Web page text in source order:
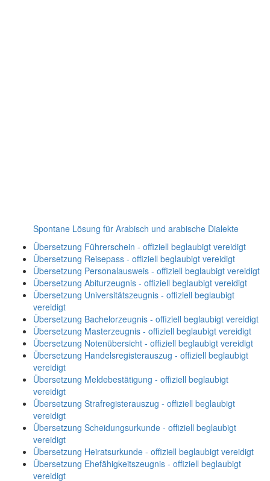
Spontane Lösung für Arabisch und arabische Dialekte
Übersetzung Führerschein - offiziell beglaubigt vereidigt
Übersetzung Reisepass - offiziell beglaubigt vereidigt
Übersetzung Personalausweis - offiziell beglaubigt vereidigt
Übersetzung Abiturzeugnis - offiziell beglaubigt vereidigt
Übersetzung Universitätszeugnis - offiziell beglaubigt
vereidigt
Übersetzung Bachelorzeugnis - offiziell beglaubigt vereidigt
Übersetzung Masterzeugnis - offiziell beglaubigt vereidigt
Übersetzung Notenübersicht - offiziell beglaubigt vereidigt
Übersetzung Handelsregisterauszug - offiziell beglaubigt
vereidigt
Übersetzung Meldebestätigung - offiziell beglaubigt
vereidigt
Übersetzung Strafregisterauszug - offiziell beglaubigt
vereidigt
Übersetzung Scheidungsurkunde - offiziell beglaubigt
vereidigt
Übersetzung Heiratsurkunde - offiziell beglaubigt vereidigt
Übersetzung Ehefähigkeitszeugnis - offiziell beglaubigt
vereidigt